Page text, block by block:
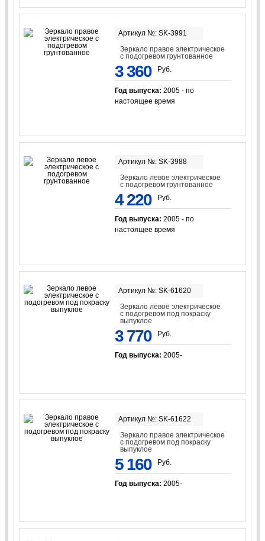
Артикул №: SK-3991
Зеркало правое электрическое
с подогревом грунтованное
3 360 Руб.
Год выпуска: 2005 - по
настоящее время
Артикул №: SK-3988
Зеркало левое электрическое
с подогревом грунтованное
4 220 Руб.
Год выпуска: 2005 - по
настоящее время
Артикул №: SK-61620
Зеркало левое электрическое
с подогревом под покраску
выпуклое
3 770 Руб.
Год выпуска: 2005-
Артикул №: SK-61622
Зеркало правое электрическое
с подогревом под покраску
выпуклое
5 160 Руб.
Год выпуска: 2005-